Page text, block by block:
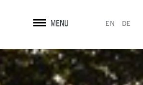
MENU EN DE